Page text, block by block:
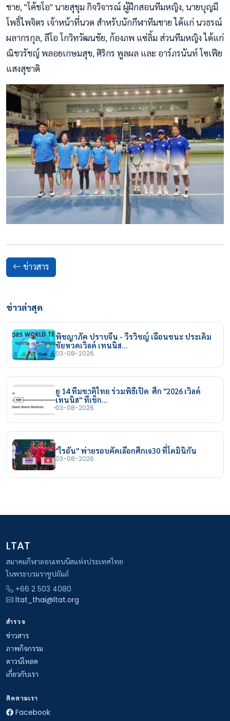
ชาย, "โค้ชโอ" นายสุขุม กิจวิจารณ์ ผู้ฝึกสอนทีมหญิง, นายบุญมี
โพธิ์ไพจิตร เจ้าหน้าที่นวด สำหรับนักกีฬาทีมชาย ได้แก่ นวธรณ์
ผลากรกุล, ลีโอ โกวิทวัฒนชัย, ก้องภพ แซ่ลิ้ม ส่วนทีมหญิง ได้แก่
ณิชวรัชญ์ พลอยเกษมสุข, ศิริกร พูลผล และ อาร์ภรนันท์ โซเฟีย
แสงสุชาติ
ข่าวสาร
ข่าวล่าสุด
พิชญาภัค ปราบจีน - วีรวิชญ์ เฉือนชนะ ประเดิม
ชัยหวดเวิลด์ เทนนิส…
03-08-2026
ยู 14 ทีมชาติไทย ร่วมพิธีเปิด ศึก "2026 เวิลด์
เทนนิส" ที่เช็ก…
03-08-2026
"ไรอัน" พ่ายรอบคัดเลือกศึกเจ30 ที่โดมินิกัน
03-08-2026
LTAT
สมาคมกีฬาลอนเทนนิสแห่งประเทศไทย
ในพระบรมราชูปถัมภ์
+66 2 503 4080
ltat_thai@ltat.org
สำรวจ
ข่าวสาร
ภาพกิจกรรม
ดาวน์โหลด
เกี่ยวกับเรา
ติดตามเรา
Facebook